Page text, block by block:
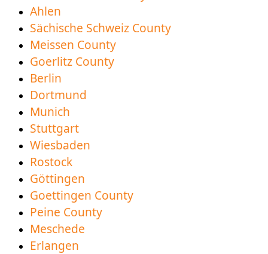
Ahlen
Sächische Schweiz County
Meissen County
Goerlitz County
Berlin
Dortmund
Munich
Stuttgart
Wiesbaden
Rostock
Göttingen
Goettingen County
Peine County
Meschede
Erlangen